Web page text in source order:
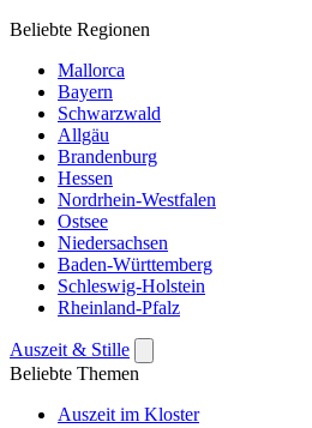
Beliebte Regionen
Mallorca
Bayern
Schwarzwald
Allgäu
Brandenburg
Hessen
Nordrhein-Westfalen
Ostsee
Niedersachsen
Baden-Württemberg
Schleswig-Holstein
Rheinland-Pfalz
Auszeit & Stille
Beliebte Themen
Auszeit im Kloster